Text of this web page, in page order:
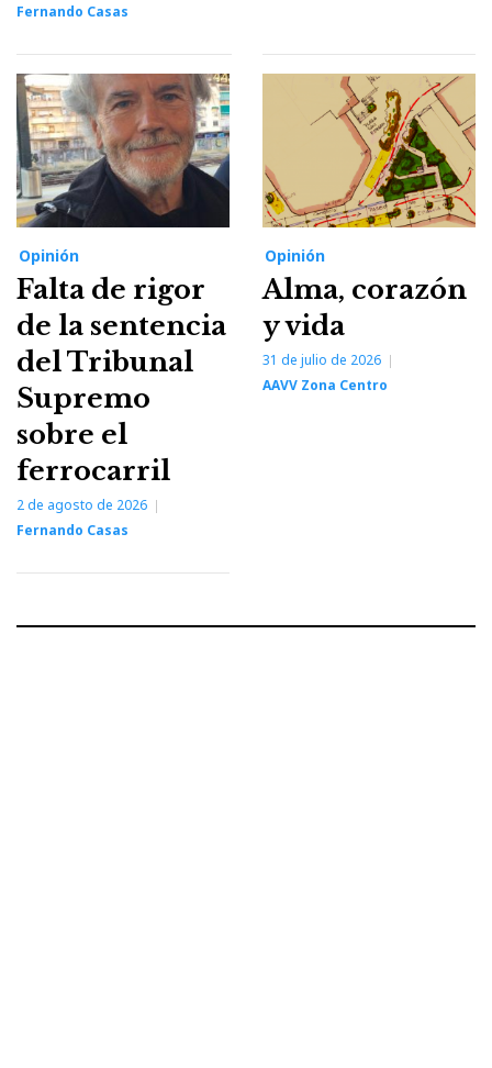
Fernando Casas
Opinión
Falta de rigor
de la sentencia
del Tribunal
Supremo
sobre el
ferrocarril
2 de agosto de 2026
Fernando Casas
Opinión
Alma, corazón
y vida
31 de julio de 2026
AAVV Zona Centro